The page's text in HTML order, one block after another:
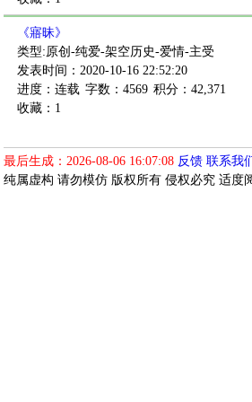
《寤昧》
类型:原创-纯爱-架空历史-爱情-主受
发表时间：2020-10-16 22:52:20
进度：连载 字数：4569 积分：42,371
收藏：1
最后生成：2026-08-06 16:07:08 反馈 联系我
纯属虚构 请勿模仿 版权所有 侵权必究 适度